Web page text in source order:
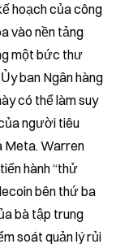
hoạch của công
vào nền tảng
một bức thư
ban Ngân hàng
có thể làm suy
người tiêu
Meta. Warren
hành “thử
bên thứ ba
bà tập trung
soát quản lý rủi